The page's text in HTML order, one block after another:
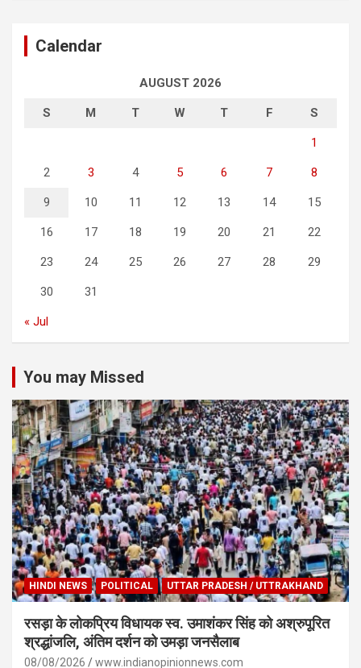
Calendar
AUGUST 2026
S M T W T F S
1
2 3 4 5 6 7 8
9 10 11 12 13 14 15
16 17 18 19 20 21 22
23 24 25 26 27 28 29
30 31
« Jul
You may Missed
HINDI NEWS POLITICAL UTTAR PRADESH / UTTRAKHAND
रसड़ा के लोकप्रिय विधायक स्व. उमाशंकर सिंह को अश्रुपूरित
श्रद्धांजलि, अंतिम दर्शन को उमड़ा जनसैलाब
08/08/2026 www.indianopinionnews.com